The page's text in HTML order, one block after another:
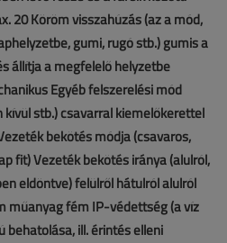
20 Köröm visszahúzás (az a mód,
gumi, rugó stb.) gumis a
állítja a megfelelő helyzetbe
Egyéb felszerelési mód
kívül stb.) csavarral kiemelőkerettel
bekötés módja (csavaros,
fit) Vezeték bekötés iránya (alulról,
eldöntve) felülről hátulról alulról
műanyag fém IP-védettség (a víz
behatolása, ill. érintés elleni